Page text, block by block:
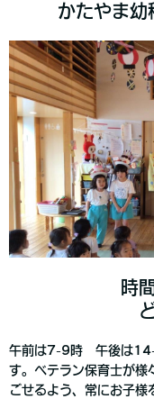
かたやま幼
時
午前は7-9時 午後は14-
す。ベテラン保育士が様
ごせるよう、常にお子様